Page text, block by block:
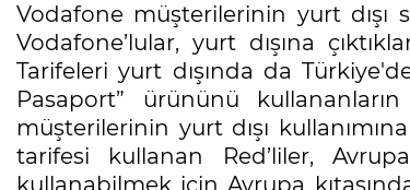
Vodafone müşterilerinin yurt dışı
Vodafone’lular, yurt dışına
Tarifeleri yurt dışında da
Pasaport” ürününü kullananların
müşterilerinin yurt dışı
tarifesi kullanan Red’liler,